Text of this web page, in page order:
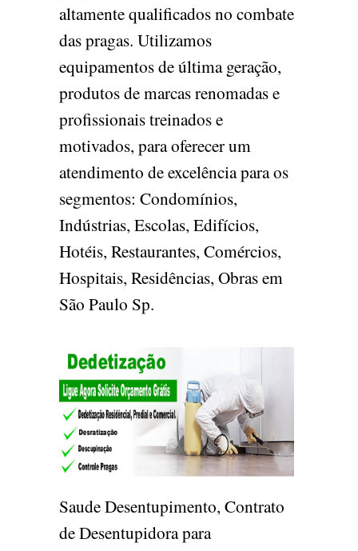
altamente qualificados no combate
das pragas. Utilizamos
equipamentos de última geração,
produtos de marcas renomadas e
profissionais treinados e
motivados, para oferecer um
atendimento de excelência para os
segmentos: Condomínios,
Indústrias, Escolas, Edifícios,
Hotéis, Restaurantes, Comércios,
Hospitais, Residências, Obras em
São Paulo Sp.
Saude Desentupimento, Contrato
de Desentupidora para